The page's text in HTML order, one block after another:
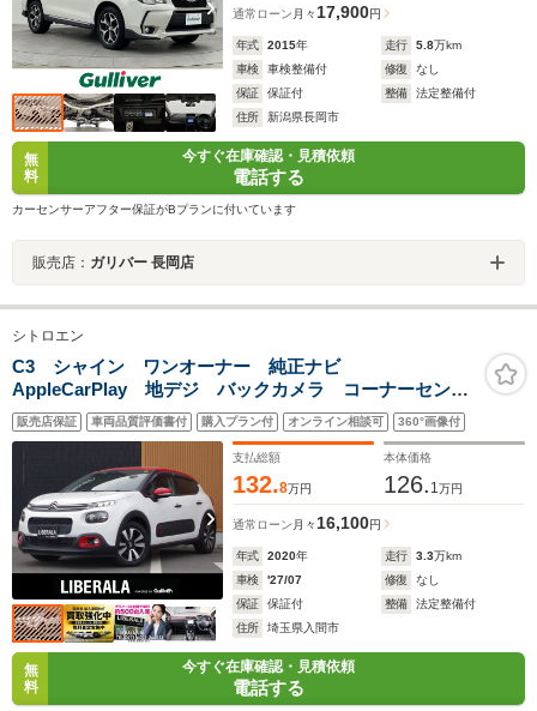
通常ローン 月々 17,900円
年式 2015年 走行 5.8万km
車検
車検整備付 修復
なし
保証
保証付 整備
法定整備付
住所
新潟県長岡市
無
料
今すぐ在庫確認・見積依頼
電話する
カーセンサーアフター保証がBプランに付いています
販売店： ガリバー 長岡店
シトロエン
C3 シャイン ワンオーナー 純正ナビ
AppleCarPlay 地デジ バックカメラ コーナーセンサ
ー ドライブレコーダー HIDヘッドライト クルーズコ
ントロール 純正16インチアルミホイール ETC オー
トライト レーンキープA!!
販売店保証 車両品質評価書付 購入プラン付 オンライン相談可 360°画像付
支払総額
132.8万円
本体価格
126. 1万円
通常ローン 月々 16,100円
年式 2020年 走行 3.3万km
車検
'27/07 修復
なし
保証
保証付 整備
法定整備付
住所
埼玉県入間市
無
料
今すぐ在庫確認・見積依頼
電話する